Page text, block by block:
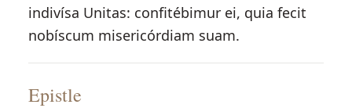
indivísa Unitas: confitébimur ei, quia fecit
nobíscum misericórdiam suam.
Epistle